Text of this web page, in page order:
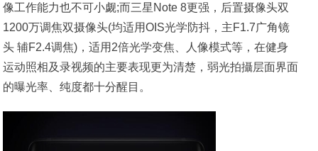
像工作能力也不可小觑;而三星Note 8更强，后置摄像头双
1200万调焦双摄像头(均适用OIS光学防抖，主F1.7广角镜
头 辅F2.4调焦)，适用2倍光学变焦、人像模式等，在健身
运动照相及录视频的主要表现更为清楚，弱光拍攝层面界面
的曝光率、纯度都十分醒目。